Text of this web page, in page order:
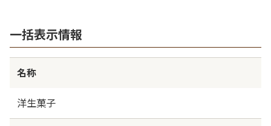
一括表示情報
名称
洋生菓子